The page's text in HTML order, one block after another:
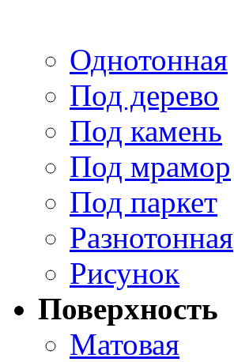
Однотонная
Под дерево
Под камень
Под мрамор
Под паркет
Разнотонная
Рисунок
Поверхность
Матовая